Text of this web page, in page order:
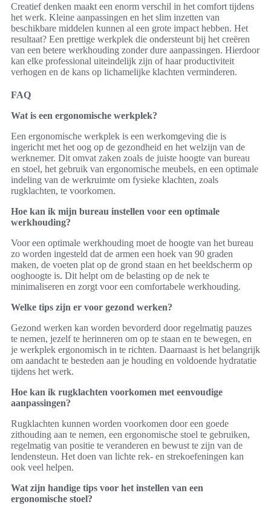
Creatief denken maakt een enorm verschil in het comfort tijdens
het werk. Kleine aanpassingen en het slim inzetten van
beschikbare middelen kunnen al een grote impact hebben. Het
resultaat? Een prettige werkplek die ondersteunt bij het creëren
van een betere werkhouding zonder dure aanpassingen. Hierdoor
kan elke professional uiteindelijk zijn of haar productiviteit
verhogen en de kans op lichamelijke klachten verminderen.
FAQ
Wat is een ergonomische werkplek?
Een ergonomische werkplek is een werkomgeving die is
ingericht met het oog op de gezondheid en het welzijn van de
werknemer. Dit omvat zaken zoals de juiste hoogte van bureau
en stoel, het gebruik van ergonomische meubels, en een optimale
indeling van de werkruimte om fysieke klachten, zoals
rugklachten, te voorkomen.
Hoe kan ik mijn bureau instellen voor een optimale
werkhouding?
Voor een optimale werkhouding moet de hoogte van het bureau
zo worden ingesteld dat de armen een hoek van 90 graden
maken, de voeten plat op de grond staan en het beeldscherm op
ooghoogte is. Dit helpt om de belasting op de nek te
minimaliseren en zorgt voor een comfortabele werkhouding.
Welke tips zijn er voor gezond werken?
Gezond werken kan worden bevorderd door regelmatig pauzes
te nemen, jezelf te herinneren om op te staan en te bewegen, en
je werkplek ergonomisch in te richten. Daarnaast is het belangrijk
om aandacht te besteden aan je houding en voldoende hydratatie
tijdens het werk.
Hoe kan ik rugklachten voorkomen met eenvoudige
aanpassingen?
Rugklachten kunnen worden voorkomen door een goede
zithouding aan te nemen, een ergonomische stoel te gebruiken,
regelmatig van positie te veranderen en bewust te zijn van de
lendensteun. Het doen van lichte rek- en strekoefeningen kan
ook veel helpen.
Wat zijn handige tips voor het instellen van een
ergonomische stoel?